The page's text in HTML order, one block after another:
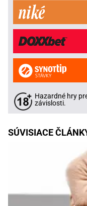
Hazardné hry
závislosti.
SÚVISIACE